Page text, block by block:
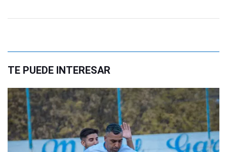
TE PUEDE INTERESAR